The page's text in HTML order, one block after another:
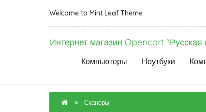
Welcome to Mint Leaf Theme
Интернет магазин Opencart "Русская
Компьютеры Ноутбуки
Сканеры